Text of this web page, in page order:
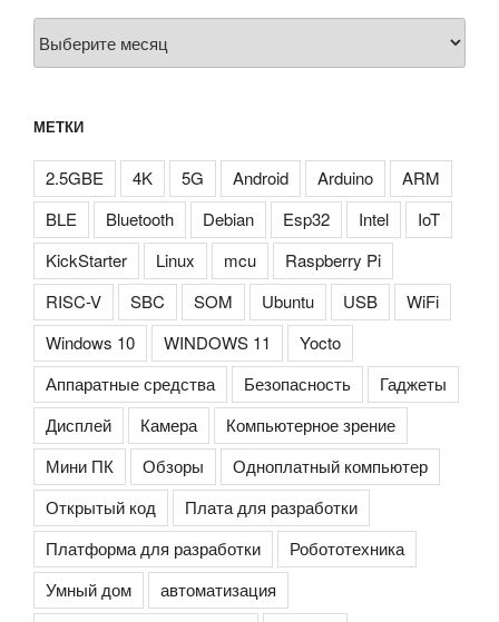
МЕТКИ
2.5GBE 4K 5G Android Arduino
ARM
BLE
Bluetooth Debian Esp32 Intel
IoT
KickStarter
Linux mcu
Raspberry Pi
RISC-V
SBC SOM Ubuntu USB
WiFi
Windows 10
WINDOWS 11
Yocto
Аппаратные средства
Безопасность
Гаджеты
Дисплей
Камера
Компьютерное зрение
Мини ПК
Обзоры
Одноплатный компьютер
Открытый код
Плата для разработки
Платформа для разработки
Робототехника
Умный дом
автоматизация